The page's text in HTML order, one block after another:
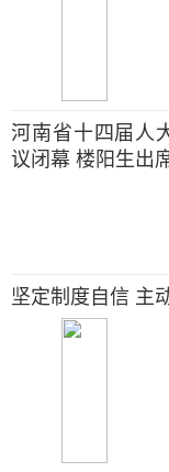
河南省十四届人
议闭幕 楼阳生出
坚定制度自信 主